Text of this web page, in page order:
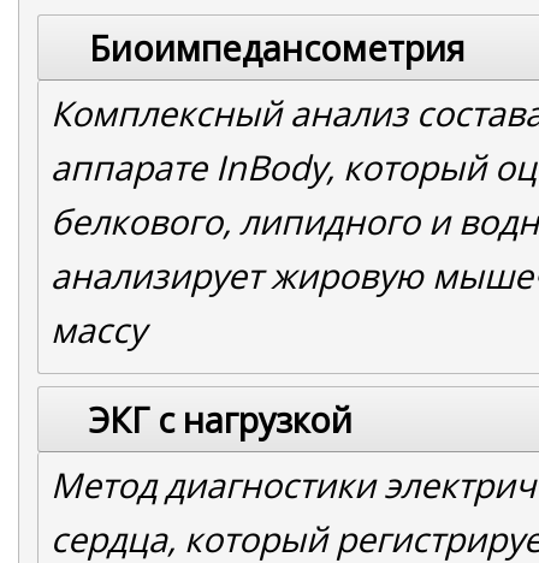
Биоимпедансометрия
Комплексный анализ
аппарате InBody, который
белкового, липидного и
анализирует жировую
массу
ЭКГ с нагрузкой
Метод диагностики
сердца, который